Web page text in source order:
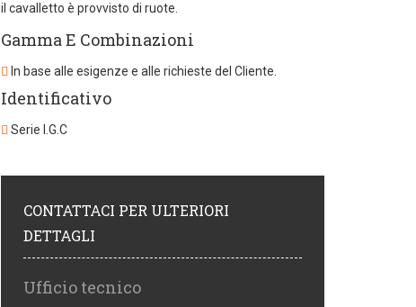
il cavalletto è provvisto di ruote.
Gamma E Combinazioni
In base alle esigenze e alle richieste del Cliente.
Identificativo
Serie I.G.C
CONTATTACI PER ULTERIORI
DETTAGLI
Ufficio tecnico